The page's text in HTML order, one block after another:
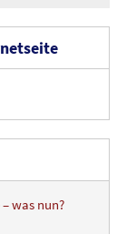
was nun?